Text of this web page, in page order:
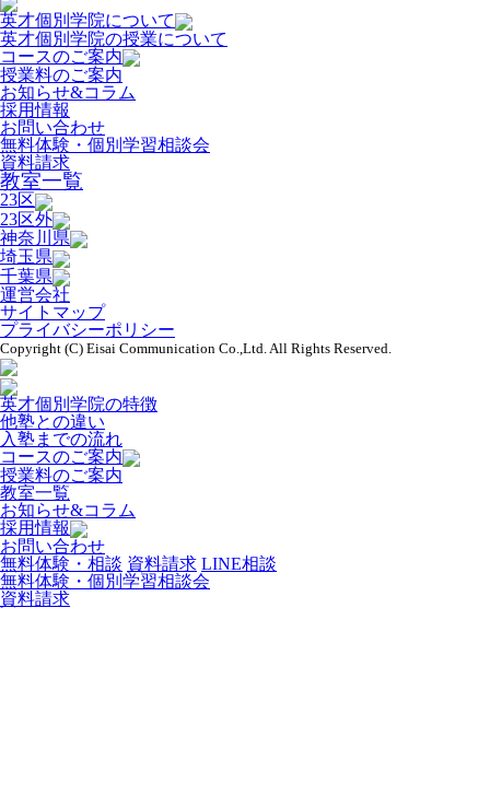
英才個別学院について
英才個別学院の授業について
コースのご案内
授業料のご案内
お知らせ&コラム
採用情報
お問い合わせ
無料体験・個別学習相談会
資料請求
教室一覧
23区
23区外
神奈川県
埼玉県
千葉県
運営会社
サイトマップ
プライバシーポリシー
Copyright (C) Eisai Communication Co.,Ltd. All Rights Reserved.
英才個別学院の特徴
他塾との違い
入塾までの流れ
コースのご案内
授業料のご案内
教室一覧
お知らせ&コラム
採用情報
お問い合わせ
無料体験・相談 資料請求 LINE相談
無料体験・個別学習相談会
資料請求